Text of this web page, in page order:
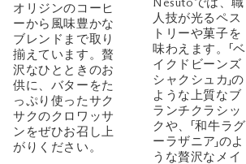
オリジンのコーヒ
ーから風味豊かな
ブレンドまで取り
揃えています。贅
沢なひとときのお
供に、バターをた
っぷり使ったサク
サクのクロワッサ
ンをぜひお召し上
がりください。
Nesutoでは、職
人技が光るペス
トリーや菓子を
味わえます。「ベ
イクドビーンズ
シャクシュカ」の
ような上質なブ
ランチクラシッ
クや、「和牛ラグ
ーラザニア」のよ
うな贅沢なメイ